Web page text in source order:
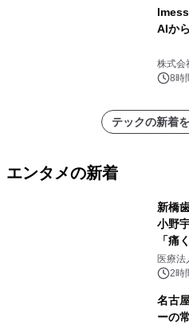
AIか
株式会
8時
テックの新着
エンタメの新着
新橋
小野
「痛
療計
医療
2時
名古
ーの